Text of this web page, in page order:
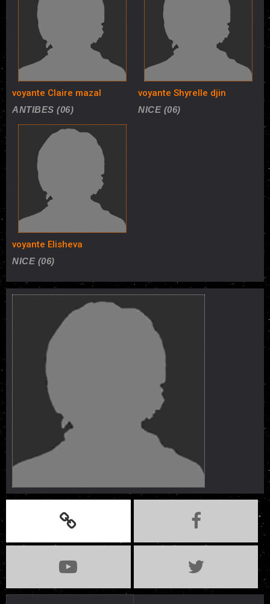
voyante Claire mazal
ANTIBES (06)
voyante Shyrelle djin
NICE (06)
voyante Elisheva
NICE (06)